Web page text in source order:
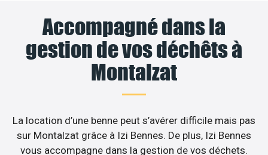
Accompagné dans la
gestion de vos déchêts à
Montalzat
La location d’une benne peut s’avérer difficile mais pas
sur Montalzat grâce à Izi Bennes. De plus, Izi Bennes
vous accompagne dans la gestion de vos déchets.